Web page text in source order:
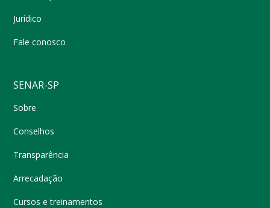
Jurídico
Fale conosco
SENAR-SP
Sobre
Conselhos
Transparência
Arrecadação
Cursos e treinamentos